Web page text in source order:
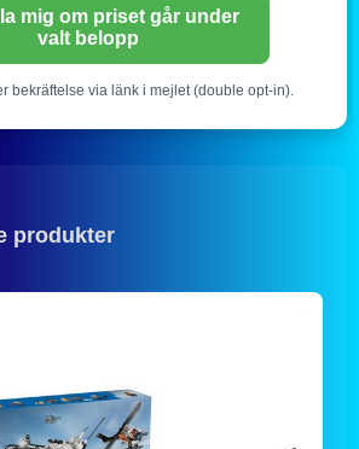
mig om priset går under
valt belopp
bekräftelse via länk i mejlet (double opt-in).
produkter